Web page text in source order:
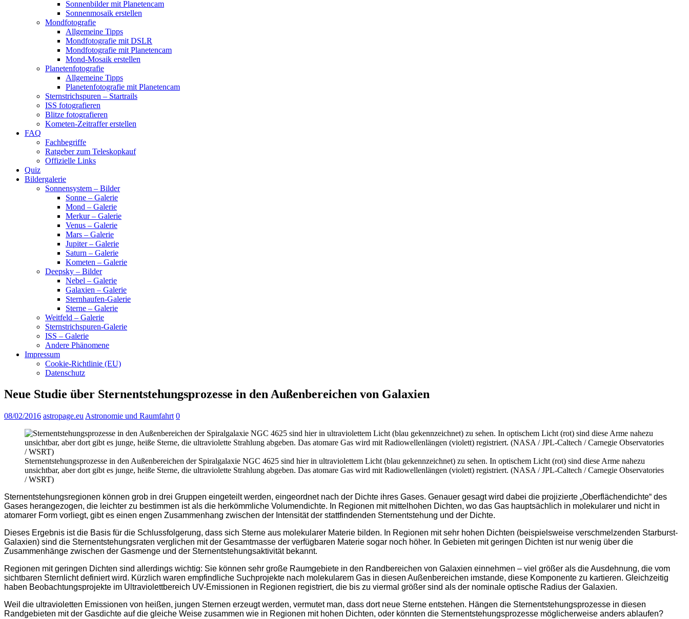
Sonnenbilder mit Planetencam
Sonnenmosaik erstellen
Mondfotografie
Allgemeine Tipps
Mondfotografie mit DSLR
Mondfotografie mit Planetencam
Mond-Mosaik erstellen
Planetenfotografie
Allgemeine Tipps
Planetenfotografie mit Planetencam
Sternstrichspuren – Startrails
ISS fotografieren
Blitze fotografieren
Kometen-Zeitraffer erstellen
FAQ
Fachbegriffe
Ratgeber zum Teleskopkauf
Offizielle Links
Quiz
Bildergalerie
Sonnensystem – Bilder
Sonne – Galerie
Mond – Galerie
Merkur – Galerie
Venus – Galerie
Mars – Galerie
Jupiter – Galerie
Saturn – Galerie
Kometen – Galerie
Deepsky – Bilder
Nebel – Galerie
Galaxien – Galerie
Sternhaufen-Galerie
Sterne – Galerie
Weitfeld – Galerie
Sternstrichspuren-Galerie
ISS – Galerie
Andere Phänomene
Impressum
Cookie-Richtlinie (EU)
Datenschutz
Neue Studie über Sternentstehungsprozesse in den Außenbereichen von Galaxien
08/02/2016 astropage.eu Astronomie und Raumfahrt 0
Sternentstehungsprozesse in den Außenbereichen der Spiralgalaxie NGC 4625 sind hier in ultraviolettem Licht (blau gekennzeichnet) zu sehen. In optischem Licht (rot) sind diese Arme nahezu
unsichtbar, aber dort gibt es junge, heiße Sterne, die ultraviolette Strahlung abgeben. Das atomare Gas wird mit Radiowellenlängen (violett) registriert. (NASA / JPL-Caltech / Carnegie Observatories
/ WSRT)
Sternentstehungsregionen können grob in drei Gruppen eingeteilt werden, eingeordnet nach der Dichte ihres Gases. Genauer gesagt wird dabei die projizierte „Oberflächendichte“ des
Gases herangezogen, die leichter zu bestimmen ist als die herkömmliche Volumendichte. In Regionen mit mittelhohen Dichten, wo das Gas hauptsächlich in molekularer und nicht in
atomarer Form vorliegt, gibt es einen engen Zusammenhang zwischen der Intensität der stattfindenden Sternentstehung und der Dichte.
Dieses Ergebnis ist die Basis für die Schlussfolgerung, dass sich Sterne aus molekularer Materie bilden. In Regionen mit sehr hohen Dichten (beispielsweise verschmelzenden Starburst-
Galaxien) sind die Sternentstehungsraten verglichen mit der Gesamtmasse der verfügbaren Materie sogar noch höher. In Gebieten mit geringen Dichten ist nur wenig über die
Zusammenhänge zwischen der Gasmenge und der Sternentstehungsaktivität bekannt.
Regionen mit geringen Dichten sind allerdings wichtig: Sie können sehr große Raumgebiete in den Randbereichen von Galaxien einnehmen – viel größer als die Ausdehnung, die vom
sichtbaren Sternlicht definiert wird. Kürzlich waren empfindliche Suchprojekte nach molekularem Gas in diesen Außenbereichen imstande, diese Komponente zu kartieren. Gleichzeitig
haben Beobachtungsprojekte im Ultraviolettbereich UV-Emissionen in Regionen registriert, die bis zu viermal größer sind als der nominale optische Radius der Galaxien.
Weil die ultravioletten Emissionen von heißen, jungen Sternen erzeugt werden, vermutet man, dass dort neue Sterne entstehen. Hängen die Sternentstehungsprozesse in diesen
Randgebieten mit der Gasdichte auf die gleiche Weise zusammen wie in Regionen mit hohen Dichten, oder könnten die Sternentstehungsprozesse möglicherweise anders ablaufen?